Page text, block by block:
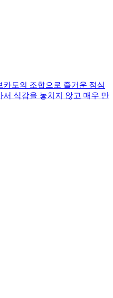
도의 조합으로 즐거운 점심
식감을 놓치지 않고 매우 만